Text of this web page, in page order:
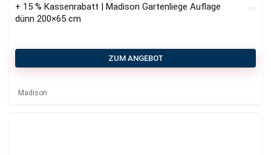
+ 15 % Kassenrabatt | Madison Gartenliege Auflage
dünn 200×65 cm
ZUM ANGEBOT
Madison